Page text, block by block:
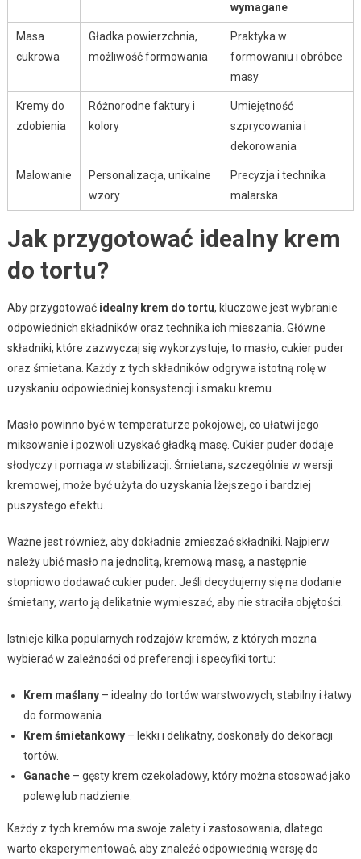
wymagane
Masa
cukrowa
Gładka powierzchnia,
możliwość formowania
Praktyka w
formowaniu i obróbce
masy
Kremy do
zdobienia
Różnorodne faktury i
kolory
Umiejętność
szprycowania i
dekorowania
Malowanie
Personalizacja, unikalne
wzory
Precyzja i technika
malarska
Jak przygotować idealny krem
do tortu?
Aby przygotować idealny krem do tortu, kluczowe jest wybranie
odpowiednich składników oraz technika ich mieszania. Główne
składniki, które zazwyczaj się wykorzystuje, to masło, cukier puder
oraz śmietana. Każdy z tych składników odgrywa istotną rolę w
uzyskaniu odpowiedniej konsystencji i smaku kremu.
Masło powinno być w temperaturze pokojowej, co ułatwi jego
miksowanie i pozwoli uzyskać gładką masę. Cukier puder dodaje
słodyczy i pomaga w stabilizacji. Śmietana, szczególnie w wersji
kremowej, może być użyta do uzyskania lżejszego i bardziej
puszystego efektu.
Ważne jest również, aby dokładnie zmieszać składniki. Najpierw
należy ubić masło na jednolitą, kremową masę, a następnie
stopniowo dodawać cukier puder. Jeśli decydujemy się na dodanie
śmietany, warto ją delikatnie wymieszać, aby nie straciła objętości.
Istnieje kilka popularnych rodzajów kremów, z których można
wybierać w zależności od preferencji i specyfiki tortu:
Krem maślany– idealny do tortów warstwowych, stabilny i łatwy
do formowania.
Krem śmietankowy– lekki i delikatny, doskonały do dekoracji
tortów.
Ganache– gęsty krem czekoladowy, który można stosować jako
polewę lub nadzienie.
Każdy z tych kremów ma swoje zalety i zastosowania, dlatego
warto eksperymentować, aby znaleźć odpowiednią wersję do